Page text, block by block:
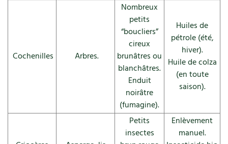
Vidéos et podcasts
Cochenilles Arbres.
Nombreux
petits
“boucliers”
cireux
brunâtres ou
blanchâtres.
Enduit
noirâtre
(fumagine).
Huiles de
pétrole (été,
hiver).
Huile de colza
(en toute
saison).
Petits
insectes
Enlèvement
manuel.